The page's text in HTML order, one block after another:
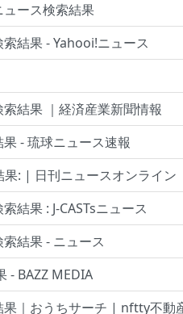
ュース検索結果
索結果 - Yahooi!ニュース
結果 ｜経済産業新聞情報
- 琉球ニュース速報
: | 日刊ニュースオンライン
結果 : J-CASTsニュース
結果 - ニュース
- BAZZ MEDIA
果｜おうちサーチ | nftty不動